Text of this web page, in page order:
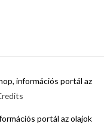
információs portál az
portál az olajok